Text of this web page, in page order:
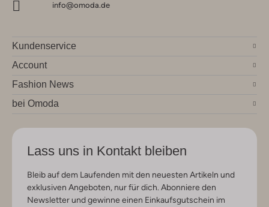
info@omoda.de
Kundenservice
Account
Fashion News
bei Omoda
Lass uns in Kontakt bleiben
Bleib auf dem Laufenden mit den neuesten Artikeln und
exklusiven Angeboten, nur für dich. Abonniere den
Newsletter und gewinne einen Einkaufsgutschein im